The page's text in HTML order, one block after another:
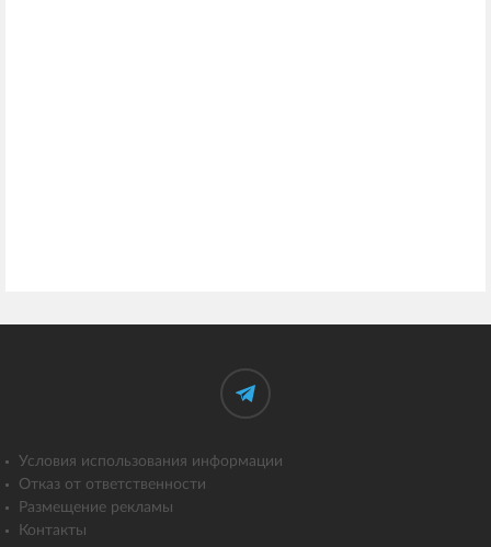
Условия использования информации
Отказ от ответственности
Размещение рекламы
Контакты